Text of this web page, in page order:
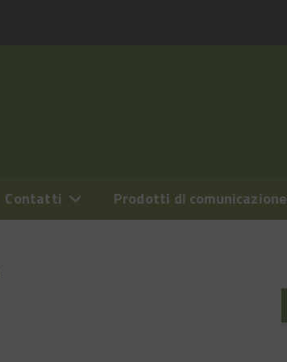
Contatti Prodotti di comunicazione